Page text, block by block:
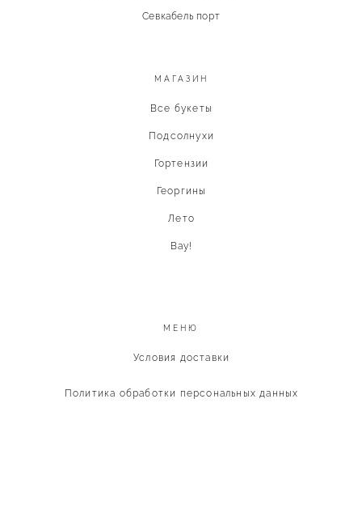
Севкабель порт
МАГАЗИН
Все букеты
Подсолнухи
Гортензии
Георгины
Лето
Вау!
МЕНЮ
Условия доставки
Политика обработки персональных данных